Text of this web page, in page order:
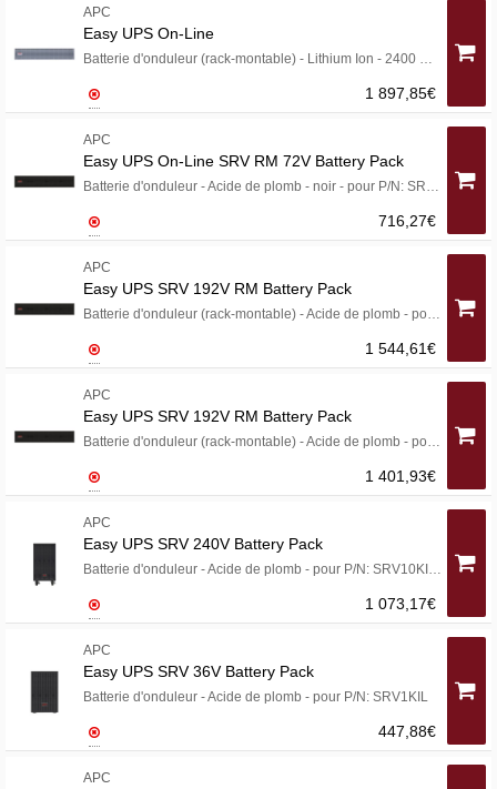
APC
Easy UPS On-Line
1 897,85€
APC
Easy UPS On-Line SRV RM 72V Battery Pack
716,27€
APC
Easy UPS SRV 192V RM Battery Pack
1 544,61€
APC
Easy UPS SRV 192V RM Battery Pack
1 401,93€
APC
Easy UPS SRV 240V Battery Pack
1 073,17€
APC
Easy UPS SRV 36V Battery Pack
Batterie d'onduleur - Acide de plomb - pour P/N: SRV1KIL
447,88€
APC